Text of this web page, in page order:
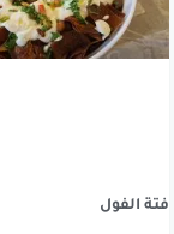
فتة الفول